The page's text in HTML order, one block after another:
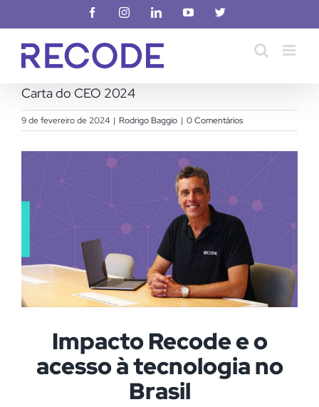
para
conteúdo
FacebookInstagramLinkedInYouTubeX
Carta do CEO 2024
9 de fevereiro de 2024 | Rodrigo Baggio | 0 Comentários
Image
Impacto Recode e o
acesso à tecnologia no
Brasil